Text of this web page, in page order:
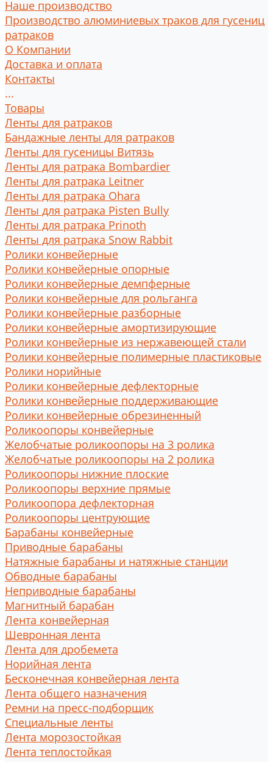
Наше производство
Производство алюминиевых траков для гусениц
ратраков
О Компании
Доставка и оплата
Контакты
...
Товары
Ленты для ратраков
Бандажные ленты для ратраков
Ленты для гусеницы Витязь
Ленты для ратрака Bombardier
Ленты для ратрака Leitner
Ленты для ратрака Ohara
Ленты для ратрака Pisten Bully
Ленты для ратрака Prinoth
Ленты для ратрака Snow Rabbit
Ролики конвейерные
Ролики конвейерные опорные
Ролики конвейерные демпферные
Ролики конвейерные для рольганга
Ролики конвейерные разборные
Ролики конвейерные амортизирующие
Ролики конвейерные из нержавеющей стали
Ролики конвейерные полимерные пластиковые
Ролики норийные
Ролики конвейерные дефлекторные
Ролики конвейерные поддерживающие
Ролики конвейерные обрезиненный
Роликоопоры конвейерные
Желобчатые роликоопоры на 3 ролика
Желобчатые роликоопоры на 2 ролика
Роликоопоры нижние плоские
Роликоопоры верхние прямые
Роликоопора дефлекторная
Роликоопоры центрующие
Барабаны конвейерные
Приводные барабаны
Натяжные барабаны и натяжные станции
Обводные барабаны
Неприводные барабаны
Магнитный барабан
Лента конвейерная
Шевронная лента
Лента для дробемета
Норийная лента
Бесконечная конвейерная лента
Лента общего назначения
Ремни на пресс-подборщик
Специальные ленты
Лента морозостойкая
Лента теплостойкая